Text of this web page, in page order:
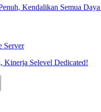
Kendalikan Semua
Server
Kinerja Selevel Dedicated!